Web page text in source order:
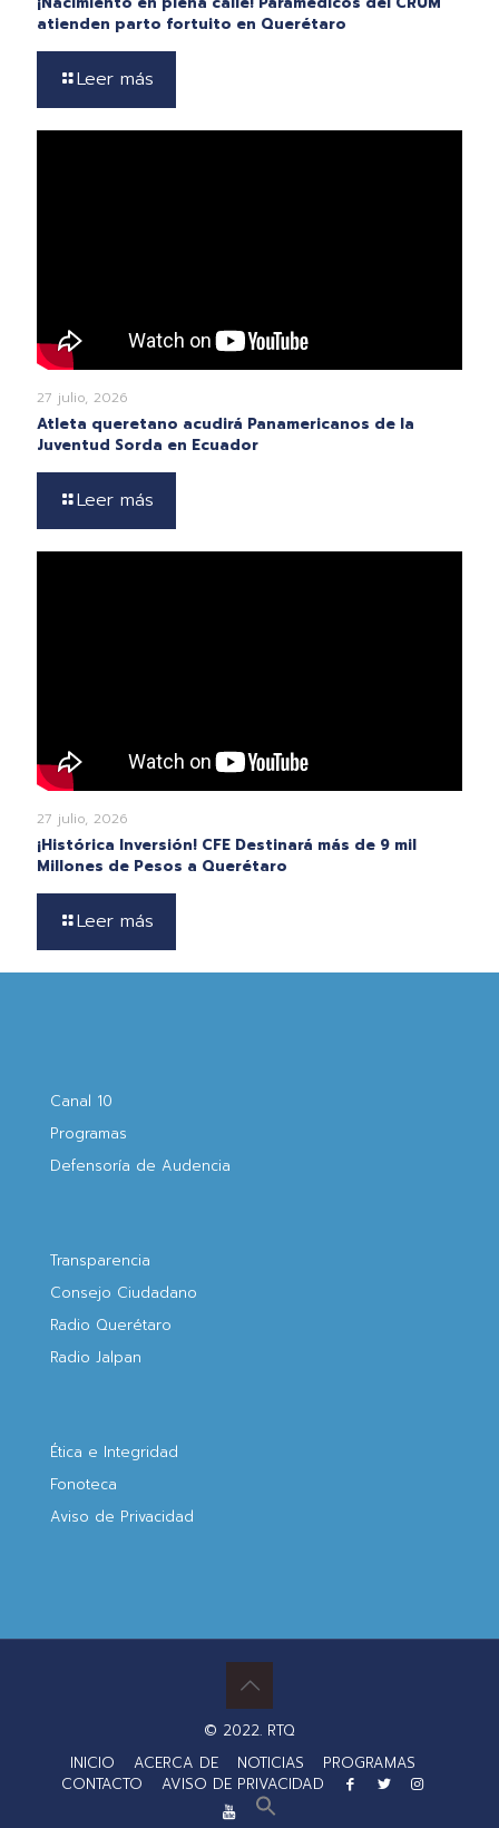
atienden parto fortuito en Querétaro
Leer más
27 julio, 2026
Atleta queretano acudirá Panamericanos de la
Juventud Sorda en Ecuador
Leer más
27 julio, 2026
¡Histórica Inversión! CFE Destinará más de 9 mil
Millones de Pesos a Querétaro
Leer más
Canal 10
Programas
Defensoría de Audencia
Transparencia
Consejo Ciudadano
Radio Querétaro
Radio Jalpan
Ética e Integridad
Fonoteca
Aviso de Privacidad
© 2022. RTQ
INICIO
ACERCA DE NOTICIAS
PROGRAMAS
CONTACTO
AVISO DE PRIVACIDAD